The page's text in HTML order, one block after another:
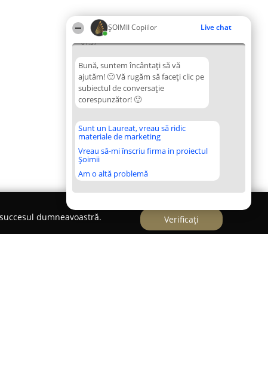
ȘOIMII Copiilor Live chat
01:57
Bună, suntem încântați să vă
ajutăm! 🙂 Vă rugăm să faceți clic pe
subiectul de conversație
corespunzător! 🙂
Sunt un Laureat, vreau să ridic
materiale de marketing
Vreau să-mi înscriu firma in proiectul
Șoimii
Am o altă problemă
dumneavoastră.
Verificați